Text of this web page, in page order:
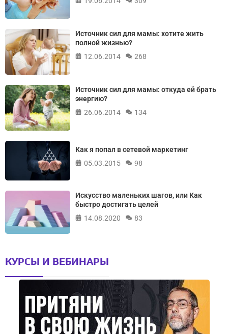
Источник сил для мамы: хотите жить
полной жизнью?
12.06.2014
268
Источник сил для мамы: откуда ей брать
энергию?
26.06.2014
134
Как я попал в сетевой маркетинг
05.03.2015
98
Искусство маленьких шагов, или Как
быстро достигать целей
14.08.2020
83
КУРСЫ И ВЕБИНАРЫ